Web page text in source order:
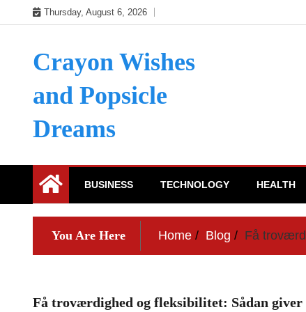
to
Thursday, August 6, 2026
Crayon Wishes
and Popsicle
Dreams
BUSINESS TECHNOLOGY HEALTH
You Are Here Home Blog Få
Få troværdighed og fleksibilitet: Sådan